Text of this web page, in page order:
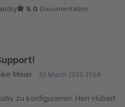
5.0 Documentation
Meier 30 March 2020 21:08
zu konfigurieren. Herr Hübert